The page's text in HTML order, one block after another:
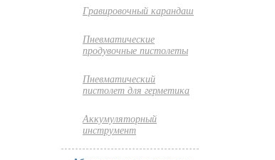
Гравировочный карандаш
Пневматические
продувочные пистолеты
Пневматический
пистолет для герметика
Аккумуляторный
инструмент